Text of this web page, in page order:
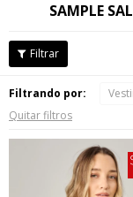
SAMPLE
Filtrando por:
Quitar filtros